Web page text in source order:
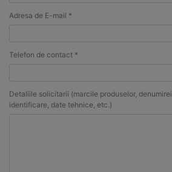
Adresa de E-mail *
Telefon de contact *
Detaliile solicitarii (marcile produselor,
identificare, date tehnice, etc.)